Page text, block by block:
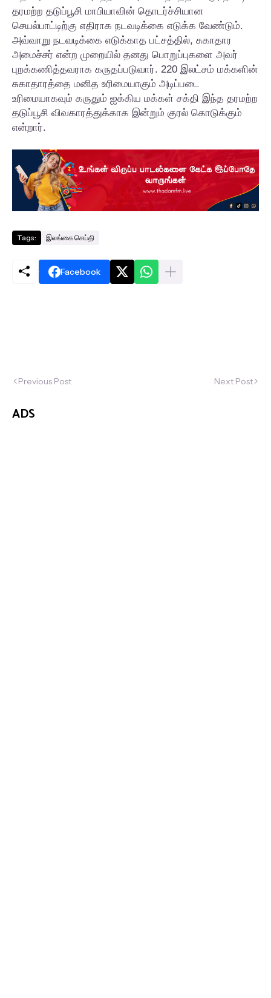
தரமற்ற தடுப்பூசி மாபியாவின் தொடர்ச்சியான
செயல்பாட்டிற்கு எதிராக நடவடிக்கை எடுக்க வேண்டும்.
அவ்வாறு நடவடிக்கை எடுக்காத பட்சத்தில், சுகாதார
அமைச்சர் என்ற முறையில் தனது பொறுப்புகளை அவர்
புறக்கணித்தவராக கருதப்படுவார். 220 இலட்சம் மக்களின்
சுகாதாரத்தை மனித உரிமையாகும் அடிப்படை
உரிமையாகவும் கருதும் ஐக்கிய மக்கள் சக்தி இந்த தரமற்ற
தடுப்பூசி விவகாரத்துக்காக இன்றும் குரல் கொடுக்கும்
என்றார்.
Tags: இலங்கை செய்தி
Facebook
Previous Post Next Post
ADS